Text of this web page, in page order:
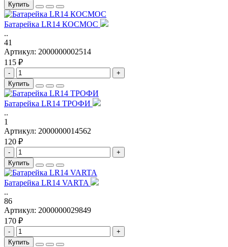
Купить
Батарейка LR14 КОСМОС
..
41
Артикул: 2000000002514
115 ₽
-
+
Купить
Батарейка LR14 ТРОФИ
..
1
Артикул: 2000000014562
120 ₽
-
+
Купить
Батарейка LR14 VARTA
..
86
Артикул: 2000000029849
170 ₽
-
+
Купить